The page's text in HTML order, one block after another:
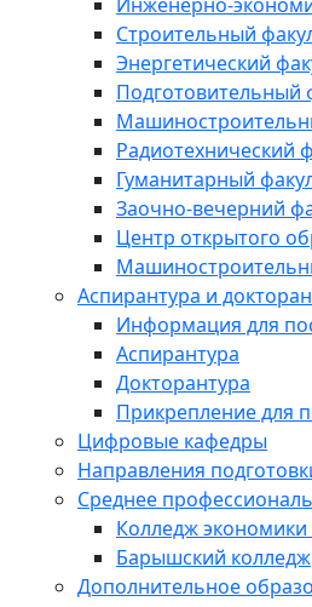
Строительный
Энергетический
Подготовительный
Радиотехнический
Гуманитарный
Заочно-вечерний
Центр открытого
Аспирантура и
Информация для
Аспирантура
Докторантура
Прикрепление для
Цифровые кафедры
Направления
Среднее
Колледж
Барышский колледж
Дополнительное